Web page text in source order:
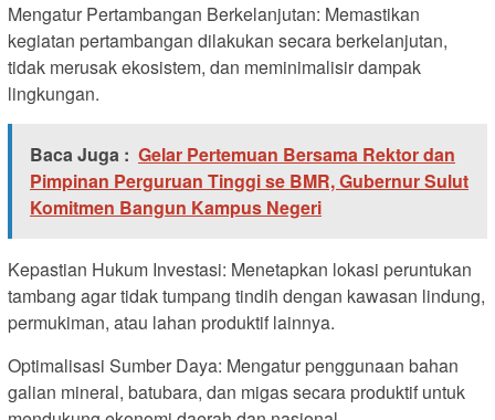
Mengatur Pertambangan Berkelanjutan: Memastikan
kegiatan pertambangan dilakukan secara berkelanjutan,
tidak merusak ekosistem, dan meminimalisir dampak
lingkungan.
Baca Juga : Gelar Pertemuan Bersama Rektor dan
Pimpinan Perguruan Tinggi se BMR, Gubernur Sulut
Komitmen Bangun Kampus Negeri
Kepastian Hukum Investasi: Menetapkan lokasi peruntukan
tambang agar tidak tumpang tindih dengan kawasan lindung,
permukiman, atau lahan produktif lainnya.
Optimalisasi Sumber Daya: Mengatur penggunaan bahan
galian mineral, batubara, dan migas secara produktif untuk